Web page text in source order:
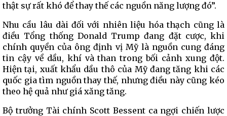
thật sự rất khó để thay thế các nguồn năng lượng đó”.
Nhu cầu lâu dài đối với nhiên liệu hóa thạch cũng là
điều Tổng thống Donald Trump đang đặt cược, khi
chính quyền của ông định vị Mỹ là nguồn cung đáng
tin cậy về dầu, khí và than trong bối cảnh xung đột.
Hiện tại, xuất khẩu dầu thô của Mỹ đang tăng khi các
quốc gia tìm nguồn thay thế, nhưng điều này cũng kéo
theo hệ quả như giá xăng tăng.
Bộ trưởng Tài chính Scott Bessent ca ngợi chiến lược